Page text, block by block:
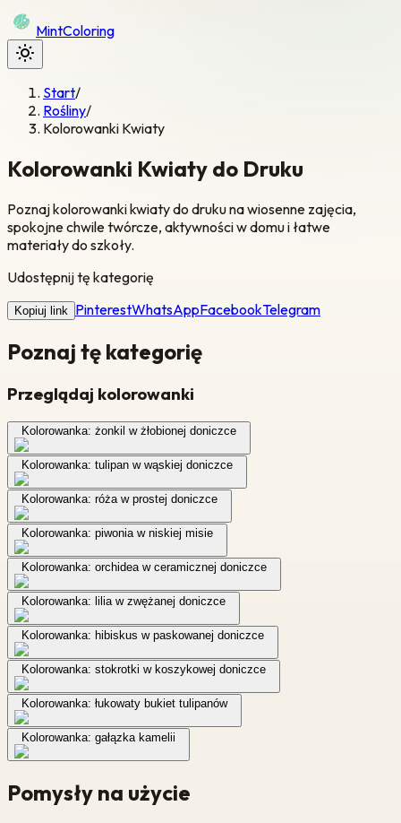
MintColoring
Start/
Rośliny/
Kolorowanki Kwiaty
Kolorowanki Kwiaty do Druku
Poznaj kolorowanki kwiaty do druku na wiosenne zajęcia,
spokojne chwile twórcze, aktywności w domu i łatwe
materiały do szkoły.
Udostępnij tę kategorię
Kopiuj link PinterestWhatsAppFacebookTelegram
Poznaj tę kategorię
Przeglądaj kolorowanki
Kolorowanka: żonkil w żłobionej doniczce
Kolorowanka: tulipan w wąskiej doniczce
Kolorowanka: róża w prostej doniczce
Kolorowanka: piwonia w niskiej misie
Kolorowanka: orchidea w ceramicznej doniczce
Kolorowanka: lilia w zwężanej doniczce
Kolorowanka: hibiskus w paskowanej doniczce
Kolorowanka: stokrotki w koszykowej doniczce
Kolorowanka: łukowaty bukiet tulipanów
Kolorowanka: gałązka kamelii
Pomysły na użycie